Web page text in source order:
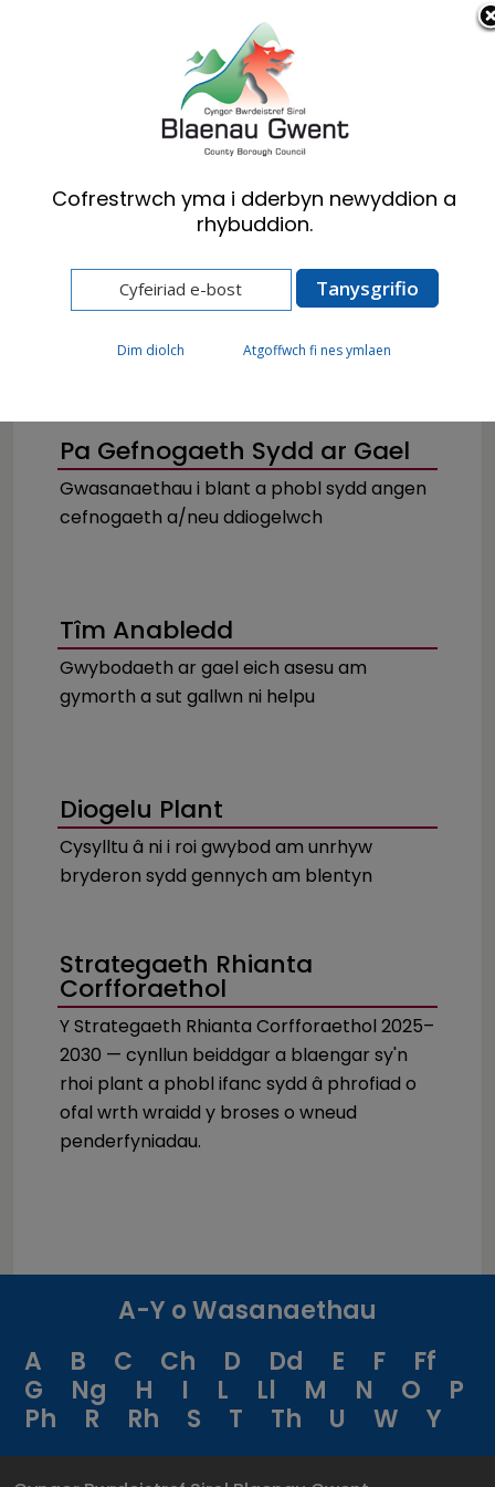
Cymraeg English
Preswylwyr
Gwasanaethau Plant
Pa Gefnogaeth Sydd ar Gael
Gwasanaethau i blant a phobl sydd angen
cefnogaeth a/neu ddiogelwch
Tîm Anabledd
Gwybodaeth ar gael eich asesu am
gymorth a sut gallwn ni helpu
Diogelu Plant
Cysylltu â ni i roi gwybod am unrhyw
bryderon sydd gennych am blentyn
Strategaeth Rhianta
Corfforaethol
Y Strategaeth Rhianta Corfforaethol 2025–
2030 — cynllun beiddgar a blaengar sy'n
rhoi plant a phobl ifanc sydd â phrofiad o
ofal wrth wraidd y broses o wneud
penderfyniadau.
A-Y o Wasanaethau
A
B C Ch D Dd E F
Ff
G
Ng H I L Ll M N O
P
Ph
R Rh S T Th U W Y
Cofrestrwch yma i dderbyn newyddion a
rhybuddion.
Dim diolch Atgoffwch fi nes ymlaen